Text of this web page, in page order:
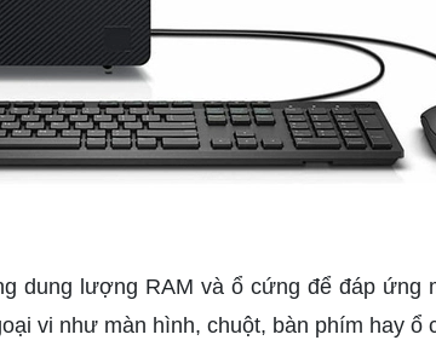
dung lượng RAM và ổ cứng để đáp ứng
vi như màn hình, chuột, bàn phím hay ổ